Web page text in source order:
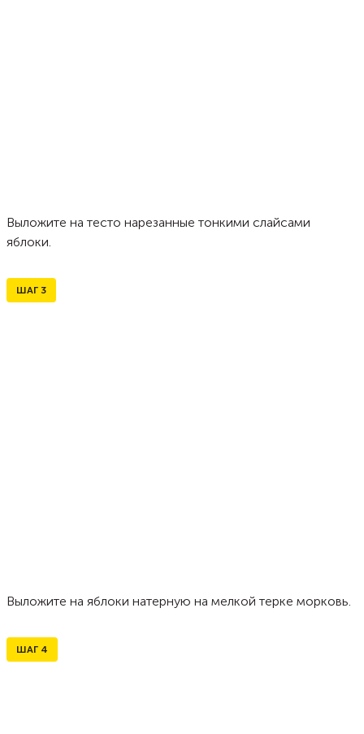
Выложите на тесто нарезанные тонкими слайсами
яблоки.
ШАГ 3
Выложите на яблоки натерную на мелкой терке морковь.
ШАГ 4